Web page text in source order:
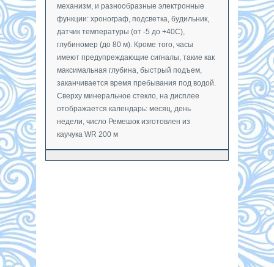
механизм, и разнообразные электронные
функции: хронограф, подсветка, будильник,
датчик температуры (от -5 до +40С),
глубиномер (до 80 м). Кроме того, часы
имеют предупреждающие сигналы, такие как
максимальная глубина, быстрый подъем,
заканчивается время пребывания под водой.
Сверху минеральное стекло, на дисплее
отображается календарь: месяц, день
недели, число Ремешок изготовлен из
каучука WR 200 м